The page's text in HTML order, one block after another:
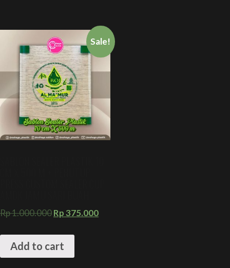
Sale!
Rp1.000.000Rp375.000
Add to cart